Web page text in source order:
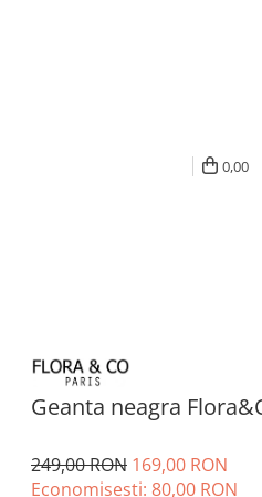
0,00
Geanta neagra
249,00 RON 169,00 RON
Economisesti: 80,00 RON